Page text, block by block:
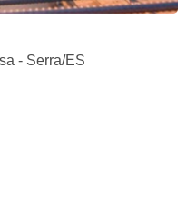
- Serra/ES